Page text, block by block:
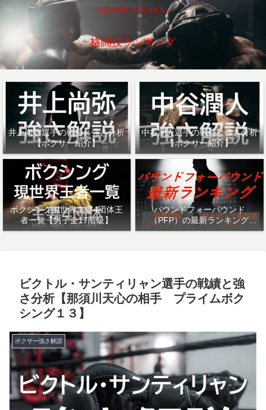
～BOXING MMA KICK～
格闘技ランキング
井上尚弥選手の戦績と強さ分析
【ボクサー紹介】
中谷潤人選手の戦績と強さ分析
【ボクサー紹介】
ボクシング現世界主要4団体王
者一覧【男子全17階級】
パウンドフォーパウンド
（PFP）の最新ランキング
「ザ・リング」・「ESPN」を
ビクトル・サンティリャン選手の戦績と強
さ分析【那須川天心の相手 プライムボク
シング１３】
ボクサー強さ解説